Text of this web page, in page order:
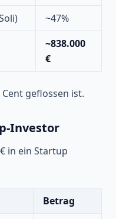
~47%
~838.000
€
geflossen ist.
Investor
in ein Startup
Betrag